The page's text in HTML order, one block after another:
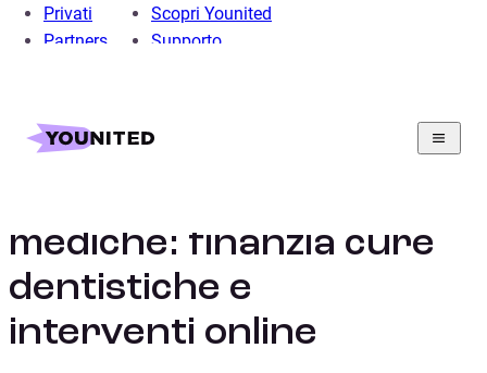
Privati
Partners
Scopri Younited
Supporto
Home
mediche: finanzia cure
dentistiche e
interventi online